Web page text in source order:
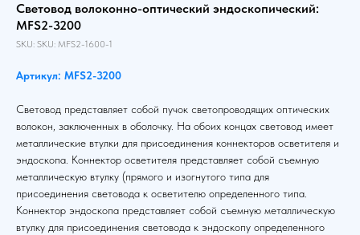
Световод волоконно-оптический эндоскопический:
MFS2-3200
SKU: SKU: MFS2-1600-1
Артикул: MFS2-3200
Световод представляет собой пучок светопроводящих оптических
волокон, заключенных в оболочку. На обоих концах световод имеет
металлические втулки для присоединения коннекторов осветителя и
эндоскопа. Коннектор осветителя представляет собой съемную
металлическую втулку (прямого и изогнутого типа для
присоединения световода к осветителю определенного типа.
Коннектор эндоскопа представляет собой съемную металлическую
втулку для присоединения световода к эндоскопу определенного